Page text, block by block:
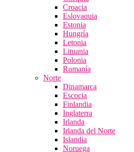
Croacia
Eslovaquia
Estonia
Hungría
Letonia
Lituania
Polonia
Rumanía
Norte
Dinamarca
Escocia
Finlandia
Inglaterra
Irlanda
Irlanda del Norte
Islandia
Noruega